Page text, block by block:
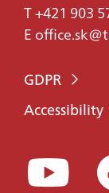
T+421 903
E
GDPR
Accessibility